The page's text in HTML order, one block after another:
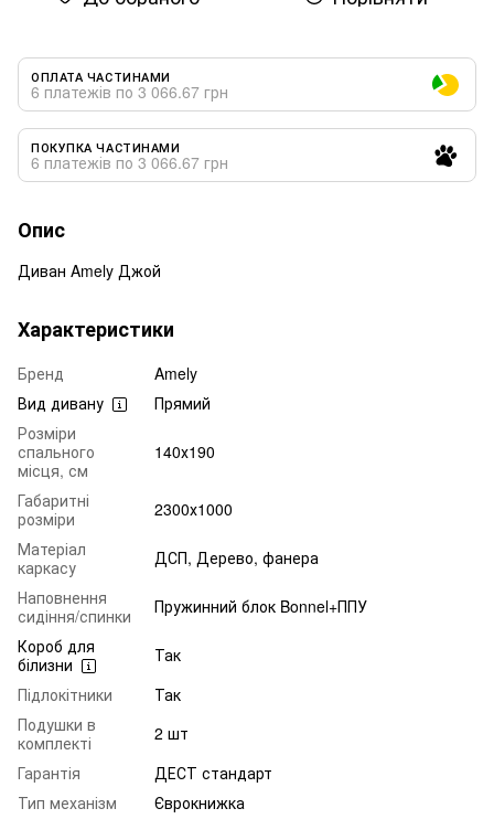
ОПЛАТА ЧАСТИНАМИ
6 платежів по 3 066.67 грн
ПОКУПКА ЧАСТИНАМИ
6 платежів по 3 066.67 грн
Опис
Диван Amely Джой
Характеристики
Бренд
Amely
Вид дивану
Прямий
Розміри
спального
місця, см
140х190
Габаритні
розміри
2300х1000
Матеріал
каркасу
ДСП, Дерево, фанера
Наповнення
сидіння/спинки
Пружинний блок Bonnel+ППУ
Короб для
білизни
Так
Підлокітники
Так
Подушки в
комплекті
2 шт
Гарантія
ДЕСТ стандарт
Тип механізм
Єврокнижка